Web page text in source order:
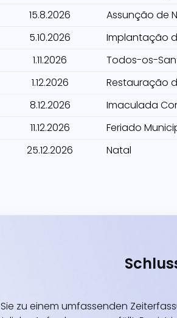
15.8.2026
Assunção de
5.10.2026
Implantação
1.11.2026
Todos-os-
1.12.2026
Restauração
8.12.2026
Imaculada
11.12.2026
Feriado
25.12.2026 Natal
zu einem umfassenden